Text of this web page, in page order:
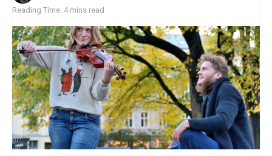
Reading Time: 4 mins read